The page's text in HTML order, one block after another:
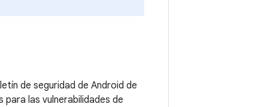
de seguridad de Android de
las vulnerabilidades de